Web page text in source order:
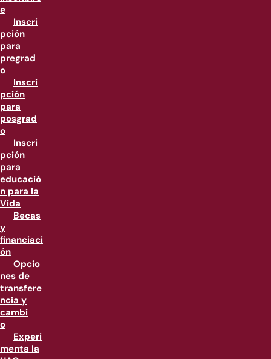
e
Inscri
pción
para
pregrad
o
Inscri
pción
para
posgrad
o
Inscri
pción
para
educació
n para la
Vida
Becas
y
financiaci
ón
Opcio
nes de
transfere
ncia y
cambi
o
Experi
menta la